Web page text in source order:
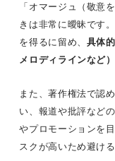
「オマージュ（敬意
きは非常に曖昧です
を得るに留め、 具体
メロディラインなど
また、著作権法で認
い、報道や批評など
やプロモーションを
スクが高いため避ける